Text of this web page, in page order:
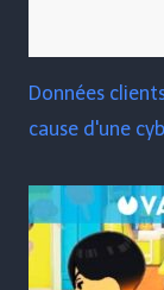
Données
cause d'une